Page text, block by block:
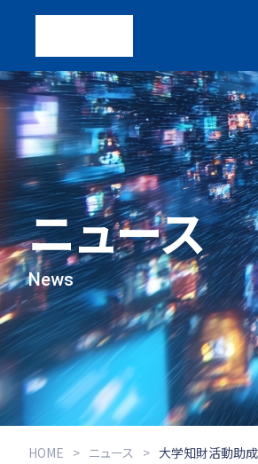
ニュース
News
HOME ニュース 大学知財活動助